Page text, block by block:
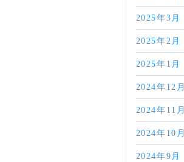
2025年3月
2025年2月
2025年1月
2024年12月
2024年11月
2024年10月
2024年9月